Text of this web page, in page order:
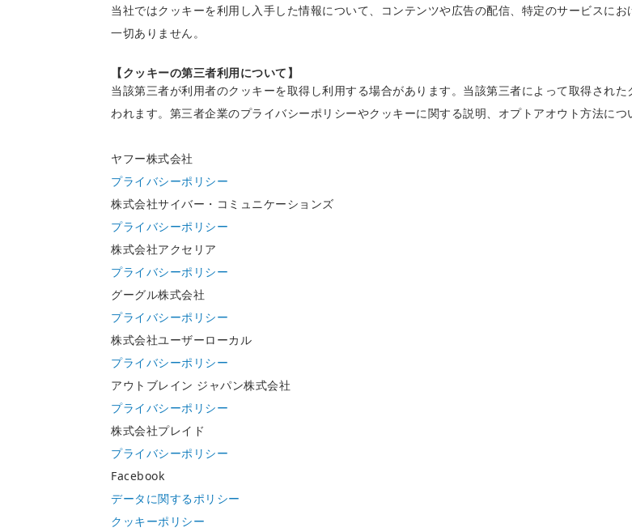
当社ではクッキーを利用し入手した情報について、コンテンツや広告の配信、特定のサービスに
一切ありません。
【クッキーの第三者利用について】
当該第三者が利用者のクッキーを取得し利用する場合があります。当該第三者によって取得され
われます。第三者企業のプライバシーポリシーやクッキーに関する説明、オプトアオウト方法につ
ヤフー株式会社
プライバシーポリシー
株式会社サイバー・コミュニケーションズ
プライバシーポリシー
株式会社アクセリア
プライバシーポリシー
グーグル株式会社
プライバシーポリシー
株式会社ユーザーローカル
プライバシーポリシー
アウトブレイン ジャパン株式会社
プライバシーポリシー
株式会社プレイド
プライバシーポリシー
Facebook
データに関するポリシー
クッキーポリシー